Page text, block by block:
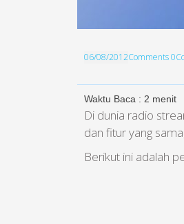
06/08/2012Comments 0
Waktu Baca : 2 menit
Di dunia radio
dan fitur yang
Berikut ini adalah